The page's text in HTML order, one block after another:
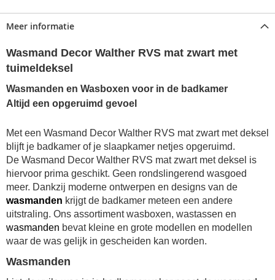
Meer informatie
Wasmand Decor Walther RVS mat zwart met
tuimeldeksel
Wasmanden en Wasboxen voor in de badkamer
Altijd een opgeruimd gevoel
Met een Wasmand Decor Walther RVS mat zwart met deksel
blijft je badkamer of je slaapkamer netjes opgeruimd.
De Wasmand Decor Walther RVS mat zwart met deksel is
hiervoor prima geschikt. Geen rondslingerend wasgoed
meer. Dankzij moderne ontwerpen en designs van de
wasmanden krijgt de badkamer meteen een andere
uitstraling. Ons assortiment wasboxen, wastassen en
wasmanden bevat kleine en grote modellen en modellen
waar de was gelijk in gescheiden kan worden.
Wasmanden